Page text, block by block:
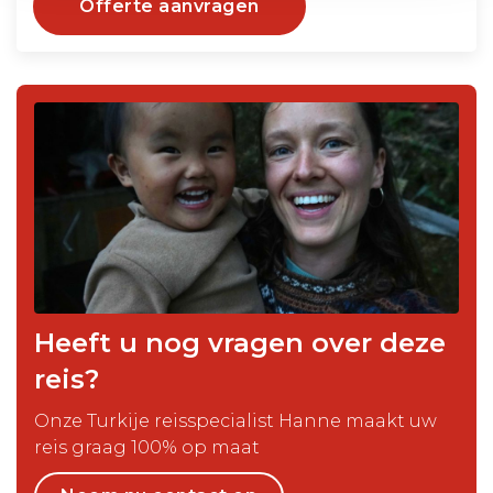
Offerte aanvragen
Heeft u nog vragen over deze
reis?
Onze Turkije reisspecialist Hanne maakt uw
reis graag 100% op maat